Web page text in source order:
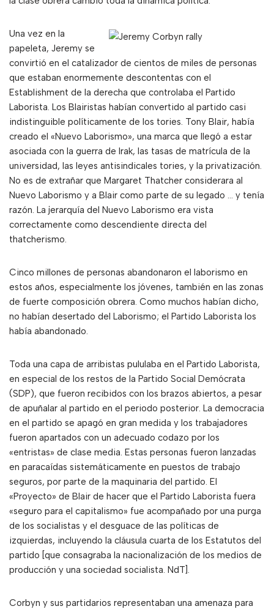
Una vez en la
papeleta, Jeremy se
convirtió en el catalizador de cientos de miles de personas
que estaban enormemente descontentas con el
Establishment de la derecha que controlaba el Partido
Laborista. Los Blairistas habían convertido al partido casi
indistinguible políticamente de los tories. Tony Blair, había
creado el «Nuevo Laborismo», una marca que llegó a estar
asociada con la guerra de Irak, las tasas de matrícula de la
universidad, las leyes antisindicales tories, y la privatización.
No es de extrañar que Margaret Thatcher considerara al
Nuevo Laborismo y a Blair como parte de su legado … y tenía
razón. La jerarquía del Nuevo Laborismo era vista
correctamente como descendiente directa del
thatcherismo.
Cinco millones de personas abandonaron el laborismo en
estos años, especialmente los jóvenes, también en las zonas
de fuerte composición obrera. Como muchos habían dicho,
no habían desertado del Laborismo; el Partido Laborista los
había abandonado.
Toda una capa de arribistas pululaba en el Partido Laborista,
en especial de los restos de la Partido Social Demócrata
(SDP), que fueron recibidos con los brazos abiertos, a pesar
de apuñalar al partido en el periodo posterior. La democracia
en el partido se apagó en gran medida y los trabajadores
fueron apartados con un adecuado codazo por los
«entristas» de clase media. Estas personas fueron lanzadas
en paracaídas sistemáticamente en puestos de trabajo
seguros, por parte de la maquinaria del partido. El
«Proyecto» de Blair de hacer que el Partido Laborista fuera
«seguro para el capitalismo» fue acompañado por una purga
de los socialistas y el desguace de las políticas de
izquierdas, incluyendo la cláusula cuarta de los Estatutos del
partido [que consagraba la nacionalización de los medios de
producción y una sociedad socialista. NdT].
Corbyn y sus partidarios representaban una amenaza para